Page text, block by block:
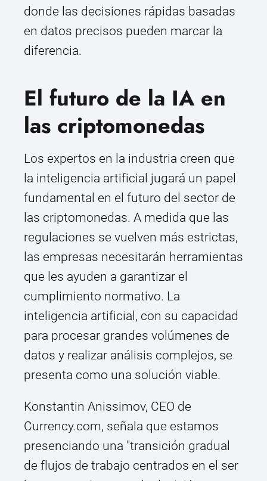
donde las decisiones rápidas basadas
en datos precisos pueden marcar la
diferencia.
El futuro de la IA en
las criptomonedas
Los expertos en la industria creen que
la inteligencia artificial jugará un papel
fundamental en el futuro del sector de
las criptomonedas. A medida que las
regulaciones se vuelven más estrictas,
las empresas necesitarán herramientas
que les ayuden a garantizar el
cumplimiento normativo. La
inteligencia artificial, con su capacidad
para procesar grandes volúmenes de
datos y realizar análisis complejos, se
presenta como una solución viable.
Konstantin Anissimov, CEO de
Currency.com, señala que estamos
presenciando una "transición gradual
de flujos de trabajo centrados en el ser